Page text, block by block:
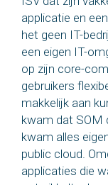
applicatie en
het geen IT-
een eigen IT-
op zijn core-
gebruikers
makkelijk aan
kwam dat SOM
kwam alles
public cloud.
applicaties die